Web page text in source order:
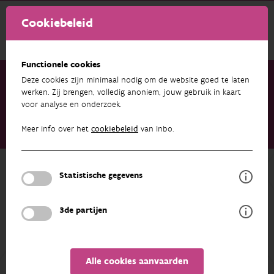
Cookiebeleid
Functionele cookies
Deze cookies zijn minimaal nodig om de website goed te laten
werken. Zij brengen, volledig anoniem, jouw gebruik in kaart
voor analyse en onderzoek.
Meer info over het cookiebeleid van Inbo.
Statistische gegevens
3de partijen
Alle cookies aanvaarden
Onderzoek & resultaten
Bosvitaliteitsinventaris 2020. Resultaten uit het
bosvitaliteitsmeetnet (Level 1)
Bosvitaliteitsinventaris 2020.
Resultaten uit het